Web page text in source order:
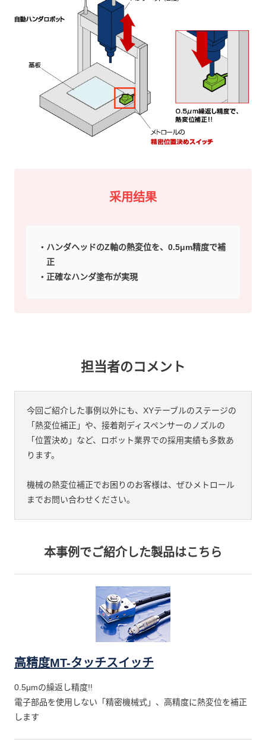
采用结果
ハンダヘッドのZ軸の熱変位を、0.5μm精度で補
正
正確なハンダ塗布が実現
担当者のコメント
今回ご紹介した事例以外にも、XYテーブルのステージの
「熱変位補正」や、接着剤ディスペンサーのノズルの
「位置決め」など、ロボット業界での採用実績も多数あ
ります。
機械の熱変位補正でお困りのお客様は、ぜひメトロール
までお問い合わせください。
本事例でご紹介した製品はこちら
高精度MT-タッチスイッチ
0.5μmの繰返し精度!!
電子部品を使用しない「精密機械式」、高精度に熱変位を補正
します